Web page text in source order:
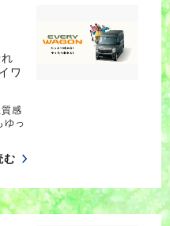
ワ
感
ゆっ
む